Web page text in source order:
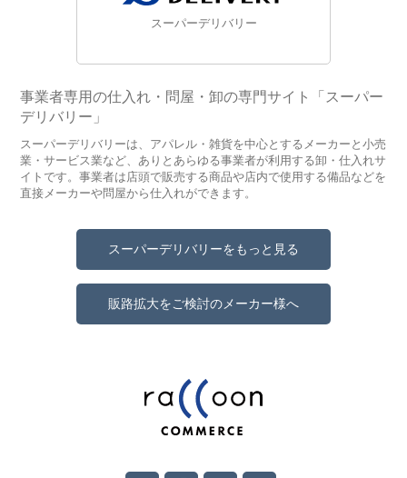
スーパーデリバリー
事業者専用の仕入れ・問屋・卸の専門サイト「スーパー
デリバリー」
スーパーデリバリーは、アパレル・雑貨を中心とするメーカーと小売
業・サービス業など、ありとあらゆる事業者が利用する卸・仕入れサ
イトです。事業者は店頭で販売する商品や店内で使用する備品などを
直接メーカーや問屋から仕入れができます。
スーパーデリバリーをもっと見る
販路拡大をご検討のメーカー様へ